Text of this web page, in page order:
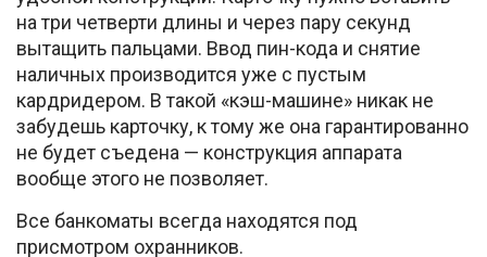
на три четверти длины и через пару секунд
вытащить пальцами. Ввод пин-кода и снятие
наличных производится уже с пустым
кардридером. В такой «кэш-машине» никак не
забудешь карточку, к тому же она гарантированно
не будет съедена — конструкция аппарата
вообще этого не позволяет.
Все банкоматы всегда находятся под
присмотром охранников.